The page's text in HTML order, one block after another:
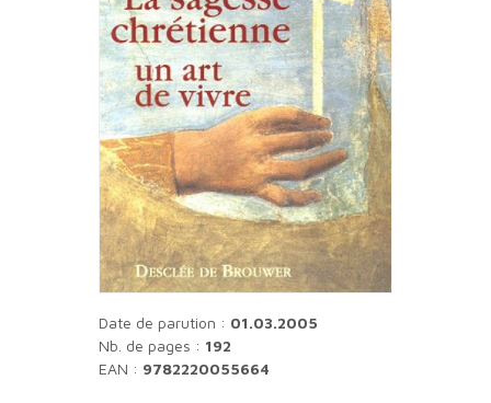
Date de parution : 01.03.2005
Nb. de pages : 192
EAN : 9782220055664